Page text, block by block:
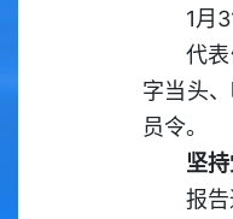
1月
代
字当头
员令。
坚
报